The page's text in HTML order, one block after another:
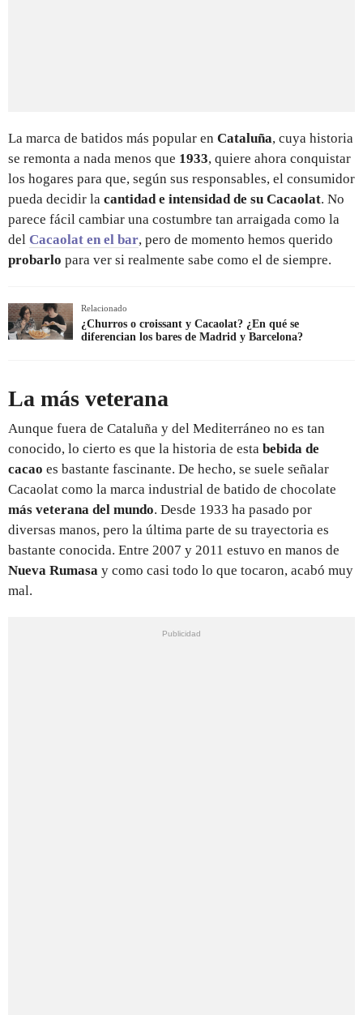
La marca de batidos más popular en Cataluña, cuya historia
se remonta a nada menos que 1933, quiere ahora conquistar
los hogares para que, según sus responsables, el consumidor
pueda decidir la cantidad e intensidad de su Cacaolat. No
parece fácil cambiar una costumbre tan arraigada como la
del Cacaolat en el bar, pero de momento hemos querido
probarlo para ver si realmente sabe como el de siempre.
Relacionado
¿Churros o croissant y Cacaolat? ¿En qué se
diferencian los bares de Madrid y Barcelona?
La más veterana
Aunque fuera de Cataluña y del Mediterráneo no es tan
conocido, lo cierto es que la historia de esta bebida de
cacao es bastante fascinante. De hecho, se suele señalar
Cacaolat como la marca industrial de batido de chocolate
más veterana del mundo. Desde 1933 ha pasado por
diversas manos, pero la última parte de su trayectoria es
bastante conocida. Entre 2007 y 2011 estuvo en manos de
Nueva Rumasa y como casi todo lo que tocaron, acabó muy
mal.